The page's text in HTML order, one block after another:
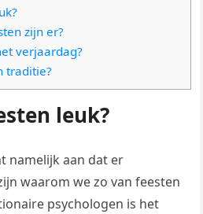
zijn er?
verjaardag?
traditie?
leuk?
namelijk aan dat er
waarom we zo van feesten
psychologen is het